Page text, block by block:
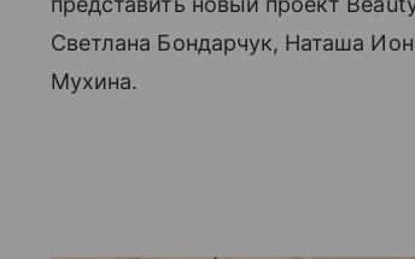
Светлана Бондарчук, Наташа
Мухина.